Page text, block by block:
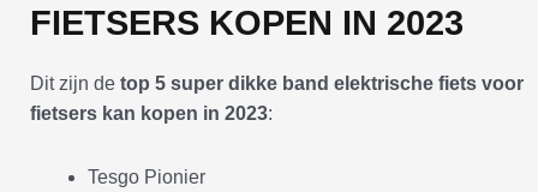
FIETSERS KOPEN IN 2023
Dit zijn de top 5 super dikke band elektrische fiets voor
fietsers kan kopen in 2023:
Tesgo Pionier